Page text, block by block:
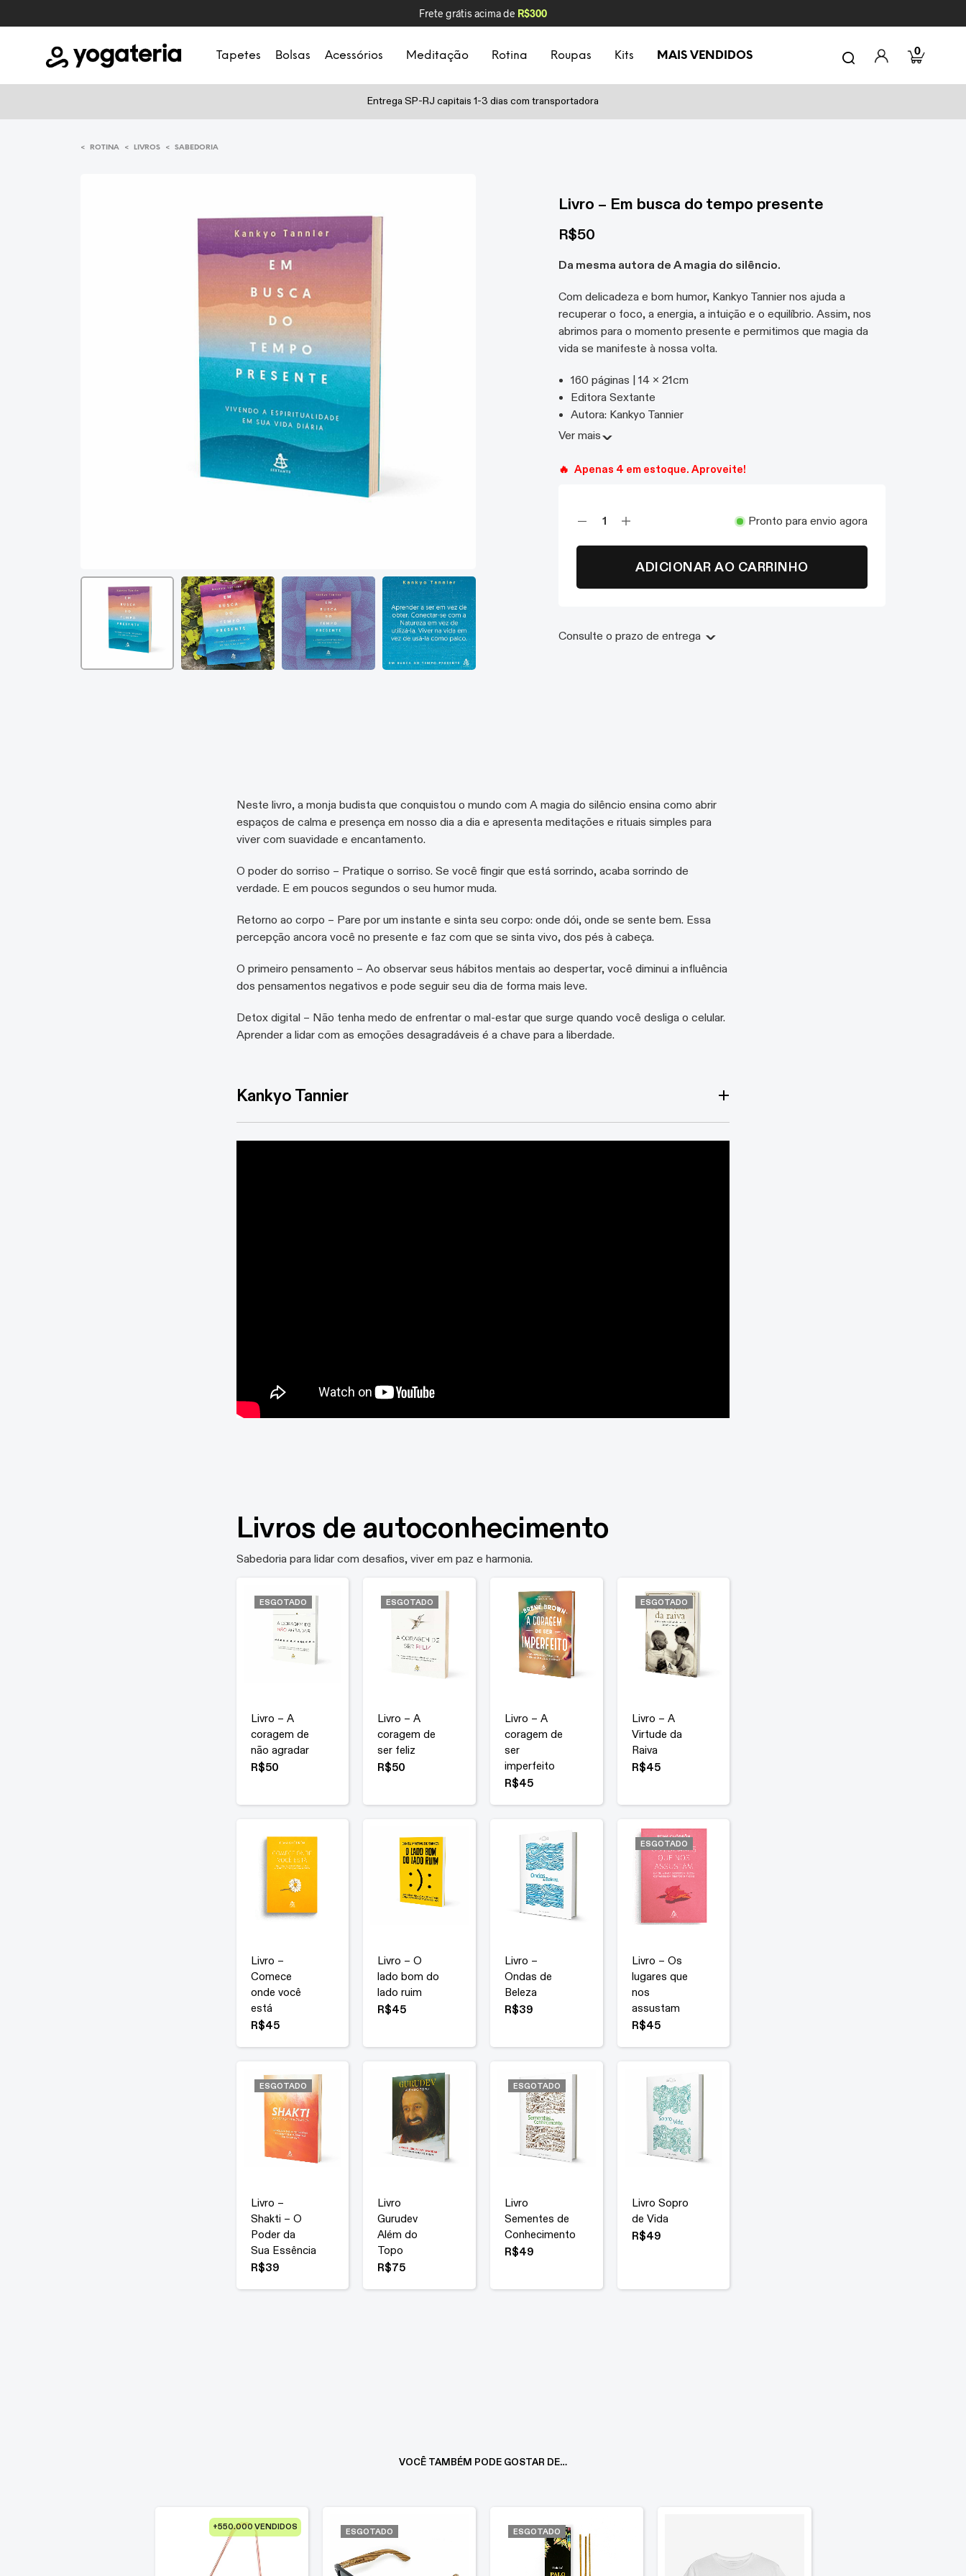
Frete grátis acima de R$300
0
Tapetes Bolsas Acessórios Meditação Rotina Roupas Kits MAIS VENDIDOS
Entrega SP-RJ capitais 1-3 dias com transportadora
< ROTINA < LIVROS < SABEDORIA
Livro – Em busca do tempo presente
R$50
Da mesma autora de A magia do silêncio.
Com delicadeza e bom humor, Kankyo Tannier nos ajuda a
recuperar o foco, a energia, a intuição e o equilíbrio. Assim, nos
abrimos para o momento presente e permitimos que magia da
vida se manifeste à nossa volta.
🔥 Apenas 4 em estoque. Aproveite!
Pronto para envio agora
ADICIONAR AO CARRINHO
Consulte o prazo de entrega
160 páginas | 14 x 21cm
Editora Sextante
Autora: Kankyo Tannier
Livro Impresso, 2020
Ver mais
Neste livro, a monja budista que conquistou o mundo com A magia do silêncio ensina como abrir
espaços de calma e presença em nosso dia a dia e apresenta meditações e rituais simples para
viver com suavidade e encantamento.
O poder do sorriso – Pratique o sorriso. Se você fingir que está sorrindo, acaba sorrindo de
verdade. E em poucos segundos o seu humor muda.
Retorno ao corpo – Pare por um instante e sinta seu corpo: onde dói, onde se sente bem. Essa
percepção ancora você no presente e faz com que se sinta vivo, dos pés à cabeça.
O primeiro pensamento – Ao observar seus há­bitos mentais ao despertar, você diminui a influência
dos pensamentos negativos e pode seguir seu dia de forma mais leve.
Detox digital – Não tenha medo de enfrentar o mal-estar que surge quando você desliga o celular.
Aprender a lidar com as emoções desagradáveis é a chave para a liberdade.
Kankyo Tannier
Livros de autoconhecimento
Sabedoria para lidar com desafios, viver em paz e harmonia.
ESGOTADO
Livro – A
coragem de
não agradar
R$50
ESGOTADO
Livro – A
coragem de
ser feliz
R$50
Livro – A
coragem de
ser
imperfeito
R$45
ESGOTADO
Livro – A
Virtude da
Raiva
R$45
Livro –
Comece
onde você
está
R$45
Livro – O
lado bom do
lado ruim
R$45
Livro –
Ondas de
Beleza
R$39
ESGOTADO
Livro – Os
lugares que
nos
assustam
R$45
ESGOTADO
Livro –
Shakti – O
Poder da
Sua Essência
R$39
Livro
Gurudev
Além do
Topo
R$75
ESGOTADO
Livro
Sementes de
Conhecimento
R$49
Livro Sopro
de Vida
R$49
VOCÊ TAMBÉM PODE GOSTAR DE…
+550.000 VENDIDOS
ESGOTADO ESGOTADO